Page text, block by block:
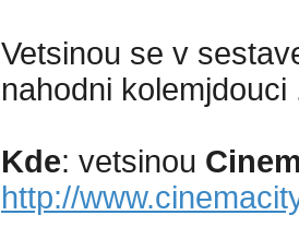
Vetsinou se v
nahodni kolemjdouci
Kde: vetsinou
http://